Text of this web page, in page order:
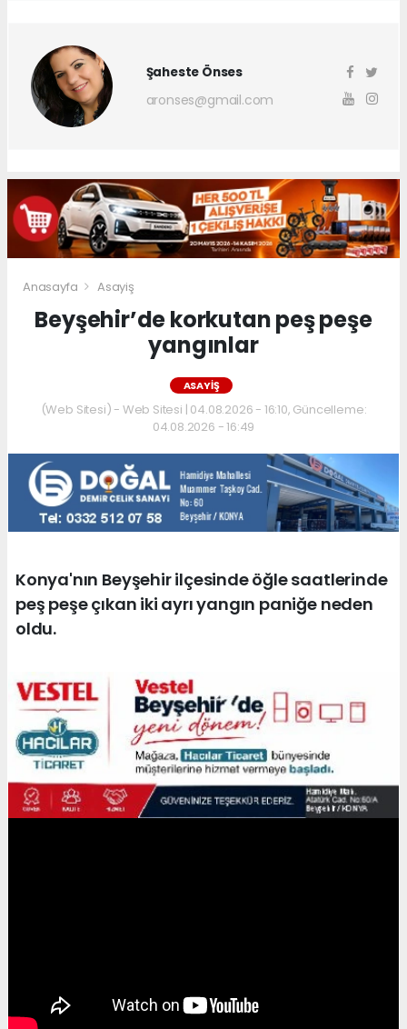
Şaheste Önses
aronses@gmail.com
Anasayfa Asayiş
Beyşehir’de korkutan peş peşe
yangınlar
ASAYIŞ
(Web Sitesi) - Web Sitesi | 04.08.2026 - 16:10, Güncelleme:
04.08.2026 - 16:49
Konya'nın Beyşehir ilçesinde öğle saatlerinde
peş peşe çıkan iki ayrı yangın paniğe neden
oldu.